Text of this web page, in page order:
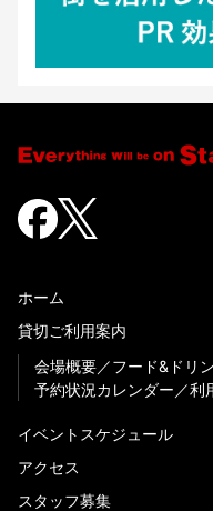
ホーム
貸切ご利用案内
会場概要
フード&ドリ
予約状況カレンダー
利
イベントスケジュール
アクセス
スタッフ募集